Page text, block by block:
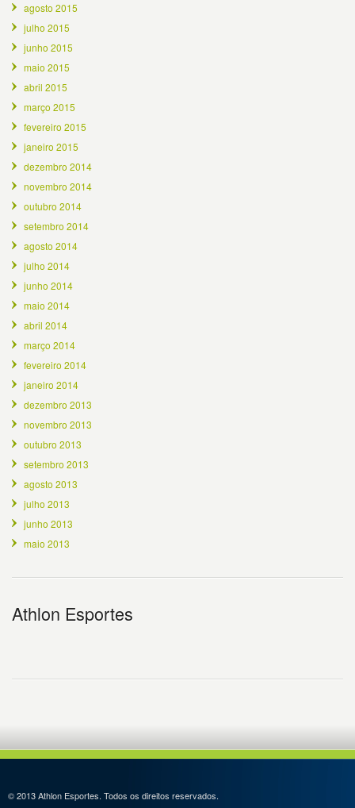
agosto 2015
julho 2015
junho 2015
maio 2015
abril 2015
março 2015
fevereiro 2015
janeiro 2015
dezembro 2014
novembro 2014
outubro 2014
setembro 2014
agosto 2014
julho 2014
junho 2014
maio 2014
abril 2014
março 2014
fevereiro 2014
janeiro 2014
dezembro 2013
novembro 2013
outubro 2013
setembro 2013
agosto 2013
julho 2013
junho 2013
maio 2013
Athlon Esportes
© 2013 Athlon Esportes. Todos os direitos reservados.